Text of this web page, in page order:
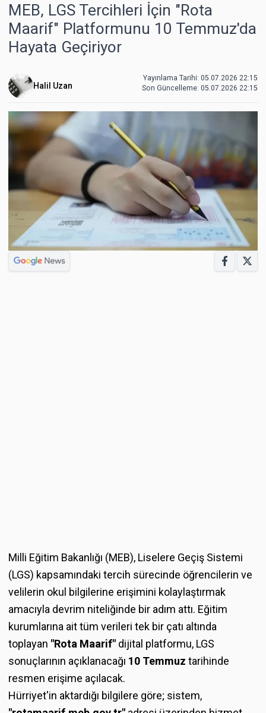
MEB, LGS Tercihleri İçin "Rota
Maarif" Platformunu 10 Temmuz'da
Hayata Geçiriyor
Halil Uzan
Yayınlama Tarihi: 05.07.2026 22:15
Son Güncelleme: 05.07.2026 22:15
Milli Eğitim Bakanlığı (MEB), Liselere Geçiş Sistemi
(LGS) kapsamındaki tercih sürecinde öğrencilerin ve
velilerin okul bilgilerine erişimini kolaylaştırmak
amacıyla devrim niteliğinde bir adım attı. Eğitim
kurumlarına ait tüm verileri tek bir çatı altında
toplayan "Rota Maarif" dijital platformu, LGS
sonuçlarının açıklanacağı 10 Temmuz tarihinde
resmen erişime açılacak.
Hürriyet'in aktardığı bilgilere göre; sistem,